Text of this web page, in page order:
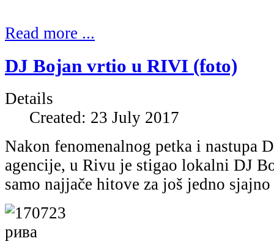
Read more ...
DJ Bojan vrtio u RIVI (foto)
Details
Created: 23 July 2017
Nakon fenomenalnog petka i nastupa
agencije, u Rivu je stigao lokalni DJ
samo najjače hitove za još jedno